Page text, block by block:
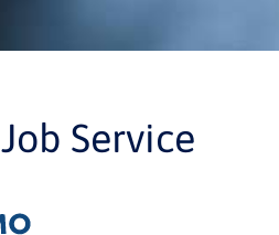
Service